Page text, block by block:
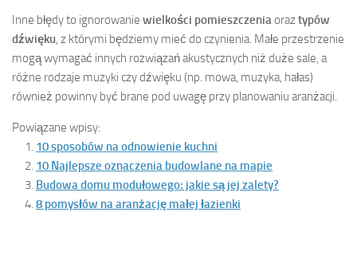
Inne błędy to ignorowanie wielkości pomieszczeniaoraztypów
dźwięku, z którymi będziemy mieć do czynienia. Małe przestrzenie
mogą wymagać innych rozwiązań akustycznych niż duże sale, a
różne rodzaje muzyki czy dźwięku (np. mowa, muzyka, hałas)
również powinny być brane pod uwagę przy planowaniu aranżacji.
Powiązane wpisy:
10 sposobów na odnowienie kuchni
10 Najlepsze oznaczenia budowlane na mapie
Budowa domu modułowego: jakie są jej zalety?
8 pomysłów na aranżację małej łazienki